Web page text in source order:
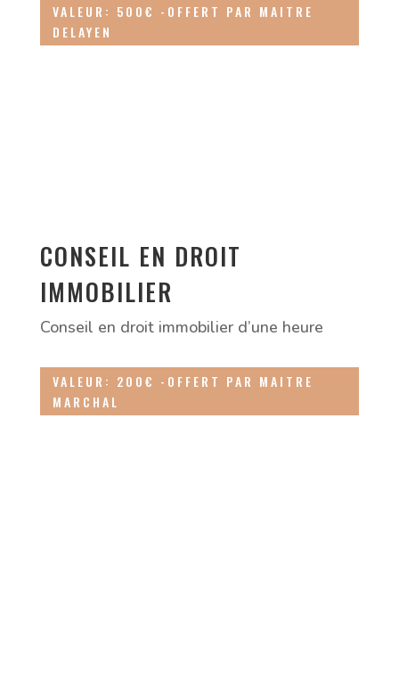
VALEUR: 500€ -OFFERT PAR MAITRE
DELAYEN
CONSEIL EN DROIT
IMMOBILIER
Conseil en droit immobilier d’une heure
VALEUR: 200€ -OFFERT PAR MAITRE
MARCHAL